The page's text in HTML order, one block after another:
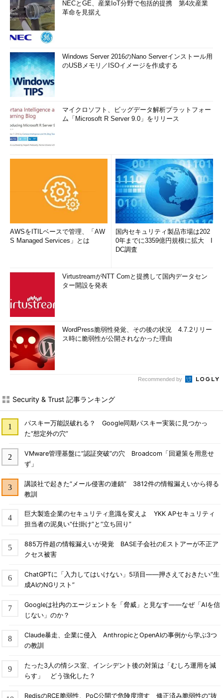
NECとGE、産業IoT分野で包括的提携 第4次産業
革命を見据え
Windows Server 2016のNano Serverインストール用
のUSBメモリ／ISOイメージを作成する
マイクロソフト、ビッグデータ解析プラットフォー
ム「Microsoft R Server 9.0」をリリース
AWSをITILベースで管理、「AW
S Managed Services」とは
国内セキュリティ製品市場は202
0年までに3359億円規模に拡大 I
DC調査
VirtustreamがNTT Comと提携して国内データセン
ター開設を発表
WordPress脆弱性発覚、その後の状況 4.7.2リリー
ス時に脆弱性が公開されなかった理由
Recommended by
Security & Trust 記事ランキング
パスキー万能説破れる？ Google同期パスキー実装に見つかっ
た“想定外の穴”
VMware管理基盤に“認証突破”の穴 Broadcom「回避策を用意せ
ず」
講談社で起きた“メール侵害の連鎖” 3812件の情報漏えいから得る
教訓
巨大製造企業のセキュリティ意識を変えよ YKK APセキュリティ
担当者の泥臭い“仕掛け”と“立ち回り”
885万件超の情報漏えいが発覚 BASE子会社のEストアーが不正ア
クセス被害
ChatGPTに「入力してはいけない」5項目――押さえておきたい“生
成AIのNGリスト”
Googleは社内のエージェントを「脅威」と見なす――なぜ「AIを信
じない」のか？
Claude暴走、企業に侵入 AnthropicとOpenAIの事例から学ぶ3つ
の教訓
たった3人の情シス室、インシデント後の対策は「むしろ運用を減
らす」 どう強化した？
RedisのRCE脆弱性、PoC公開で危険度増す 修正済み脆弱性の“抜